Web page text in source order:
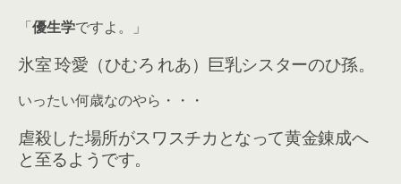
「優生学ですよ。」
氷室 玲愛（ひむろ れあ）巨乳シスターのひ孫。
いったい何歳なのやら・・・
虐殺した場所がスワスチカとなって黄金錬成へ
と至るようです。